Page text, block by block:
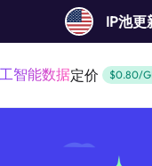
IP池更
智能数据定价 $0.80/